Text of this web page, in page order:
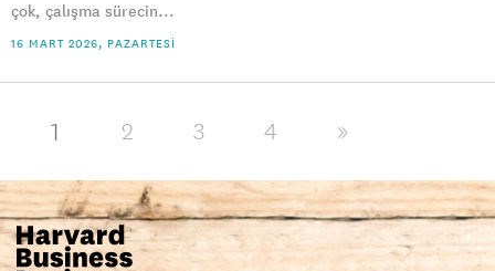
çok, çalışma sürecin...
16 MART 2026, PAZARTESI
1 2 3 4 »